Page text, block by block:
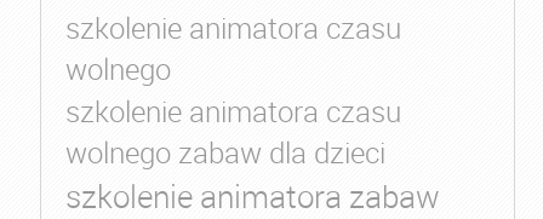
szkolenie animatora czasu
wolnego
szkolenie animatora czasu
wolnego zabaw dla dzieci
szkolenie animatora zabaw